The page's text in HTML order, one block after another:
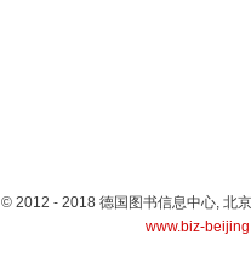
© 2012 - 2018 德国图书信息中心, 北
www.biz-